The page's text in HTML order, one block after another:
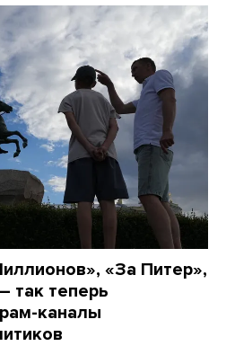
«За Питер»,
так теперь
каналы